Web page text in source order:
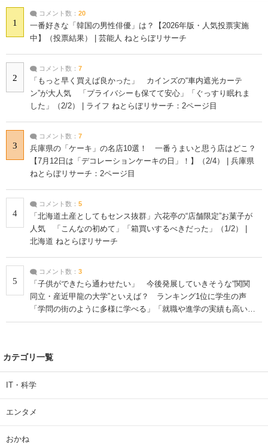
1
コメント数： 20
一番好きな「韓国の男性俳優」は？【2026年版・人気投票実施
中】（投票結果） | 芸能人 ねとらぼリサーチ
2
コメント数： 7
「もっと早く買えば良かった」 カインズの“車内遮光カーテ
ン”が大人気 「プライバシーも保てて安心」「ぐっすり眠れま
した」（2/2） | ライフ ねとらぼリサーチ：2ページ目
3
コメント数： 7
兵庫県の「ケーキ」の名店10選！ 一番うまいと思う店はどこ？
【7月12日は「デコレーションケーキの日」！】（2/4） | 兵庫県
ねとらぼリサーチ：2ページ目
4
コメント数： 5
「北海道土産としてもセンス抜群」六花亭の“店舗限定”お菓子が
人気 「こんなの初めて」「箱買いするべきだった」（1/2） |
北海道 ねとらぼリサーチ
5
コメント数： 3
「子供ができたら通わせたい」 今後発展していきそうな“関関
同立・産近甲龍の大学”といえば？ ランキング1位に学生の声
「学問の街のように多様に学べる」「就職や進学の実績も高い」
| 大学 ねとらぼリサーチ
カテゴリ一覧
IT・科学
エンタメ
おかね